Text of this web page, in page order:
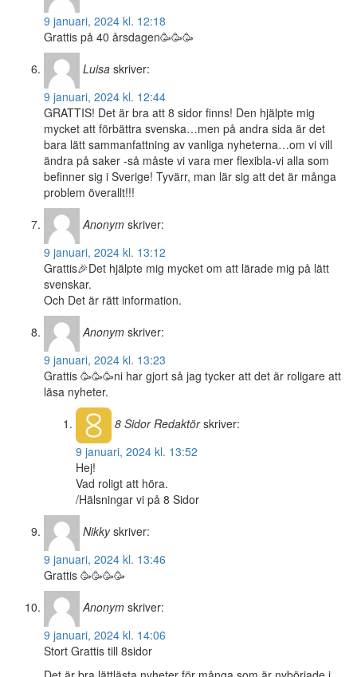
9 januari, 2024 kl. 12:18
Grattis på 40 årsdagen🥳🥳🥳
Luisa skriver:
9 januari, 2024 kl. 12:44
GRATTIS! Det är bra att 8 sidor finns! Den hjälpte mig
mycket att förbättra svenska…men på andra sida är det
bara lätt sammanfattning av vanliga nyheterna…om vi vill
ändra på saker -så måste vi vara mer flexibla-vi alla som
befinner sig i Sverige! Tyvärr, man lär sig att det är många
problem överallt!!!
Anonym skriver:
9 januari, 2024 kl. 13:12
Grattis🎉Det hjälpte mig mycket om att lärade mig på lätt
svenskar.
Och Det är rätt information.
Anonym skriver:
9 januari, 2024 kl. 13:23
Grattis 🥳🥳🥳ni har gjort så jag tycker att det är roligare att
läsa nyheter.
8 SidorRedaktör skriver:
9 januari, 2024 kl. 13:52
Hej!
Vad roligt att höra.
/Hälsningar vi på 8 Sidor
Nikky skriver:
9 januari, 2024 kl. 13:46
Grattis 🥳🥳🥳🥳
Anonym skriver:
9 januari, 2024 kl. 14:06
Stort Grattis till 8sidor